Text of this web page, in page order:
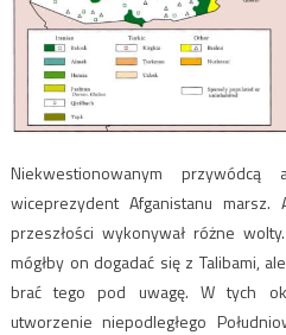
Niekwestionowanym
wiceprezydent Afganistanu
przeszłości wykonywał różne
mógłby on dogadać się z Talibami,
brać tego pod uwagę. W tych
utworzenie niepodległego